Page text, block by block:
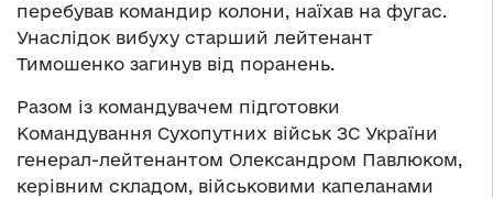
перебував командир колони, наїхав на фугас.
Унаслідок вибуху старший лейтенант
Тимошенко загинув від поранень.
Разом із командувачем підготовки
Командування Сухопутних військ ЗС України
генерал-лейтенантом Олександром Павлюком,
керівним складом, військовими капеланами